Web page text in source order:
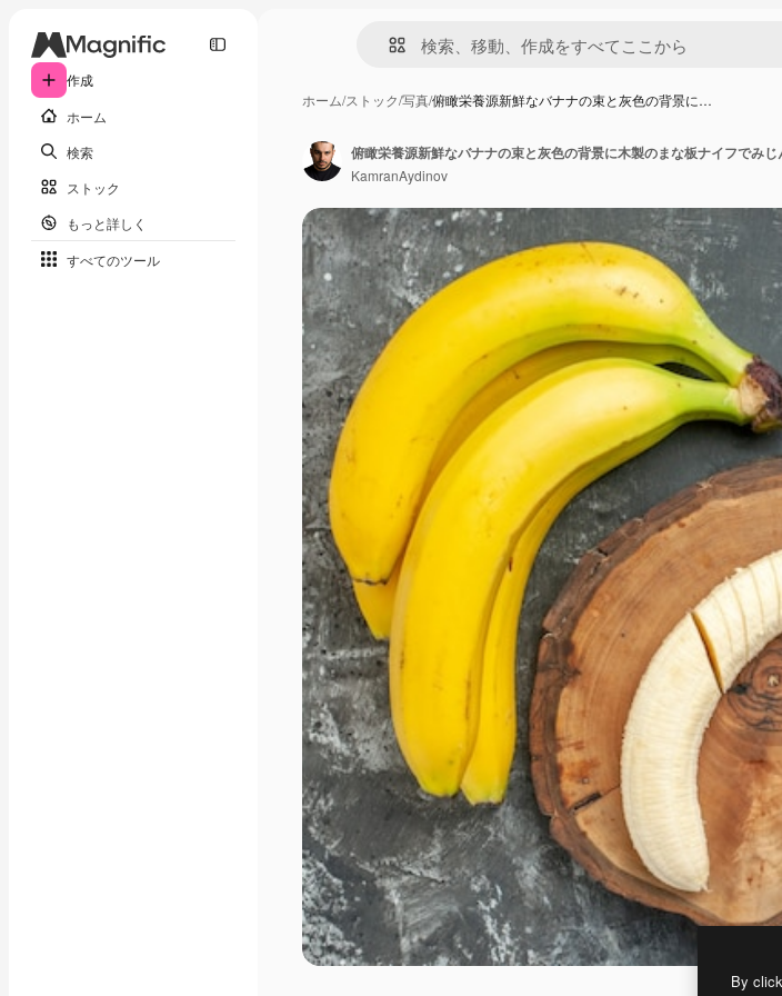
作成
ホーム
検索
ストック
もっと詳しく
すべてのツール
ホーム/ストック/写真/俯瞰栄養源新鮮なバナナの束と灰色の背景に…
俯瞰栄養源新鮮なバナナの束と灰色の背景に木製のまな板ナイフでみじ
KamranAydinov
By